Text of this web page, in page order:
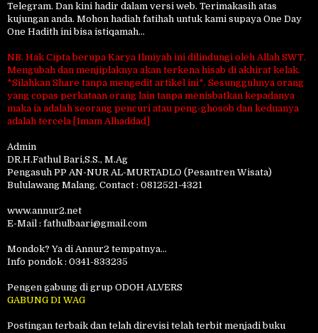
Telegram. Dan kini hadir dalam versi web. Terimakasih atas
kujungan anda. Mohon hadiah fatihah untuk kami supaya One Day
One Hadith ini bisa istiqamah...
NB. Hak Cipta berupa Karya Ilmiyah ini dilindungi oleh Allah SWT.
Mengubah dan menjiplaknya akan terkena hisab di akhirat kelak.
*Silahkan Share tanpa mengedit artikel ini*. Sesungguhnya orang
yang copas perkataan orang lain tanpa menisbatkan kepadanya
maka ia adalah seorang pencuri atau peng-ghosob dan keduanya
adalah tercela [Imam Alhaddad]
Admin
DR.H.Fathul Bari,S.S., M.Ag
Pengasuh PP AN-NUR AL-MURTADLO (Pesantren Wisata)
Bululawang Malang. Contact : 0812521-4321
www.annur2.net
E-Mail : fathulbaari@gmail.com
Mondok? Ya di Annur2 tempatnya...
Info pondok : 0341-833235
Pengen gabung di grup ODOH ALVERS
GABUNG DI WAG
Postingan terbaik dan telah direvisi telah terbit menjadi buku